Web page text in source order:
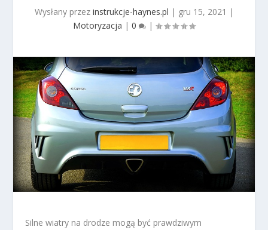
Wysłany przez instrukcje-haynes.pl | gru 15, 2021 |
Motoryzacja | 0 |
Silne wiatry na drodze mogą być prawdziwym